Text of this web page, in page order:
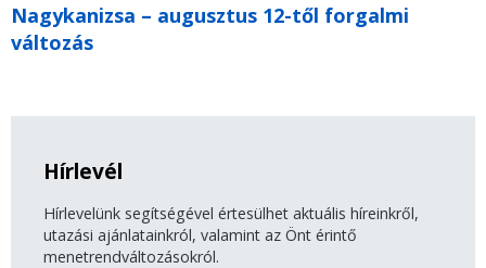
Nagykanizsa – augusztus 12-től forgalmi
változás
Hírlevél
Hírlevelünk segítségével értesülhet aktuális híreinkről,
utazási ajánlatainkról, valamint az Önt érintő
menetrendváltozásokról.